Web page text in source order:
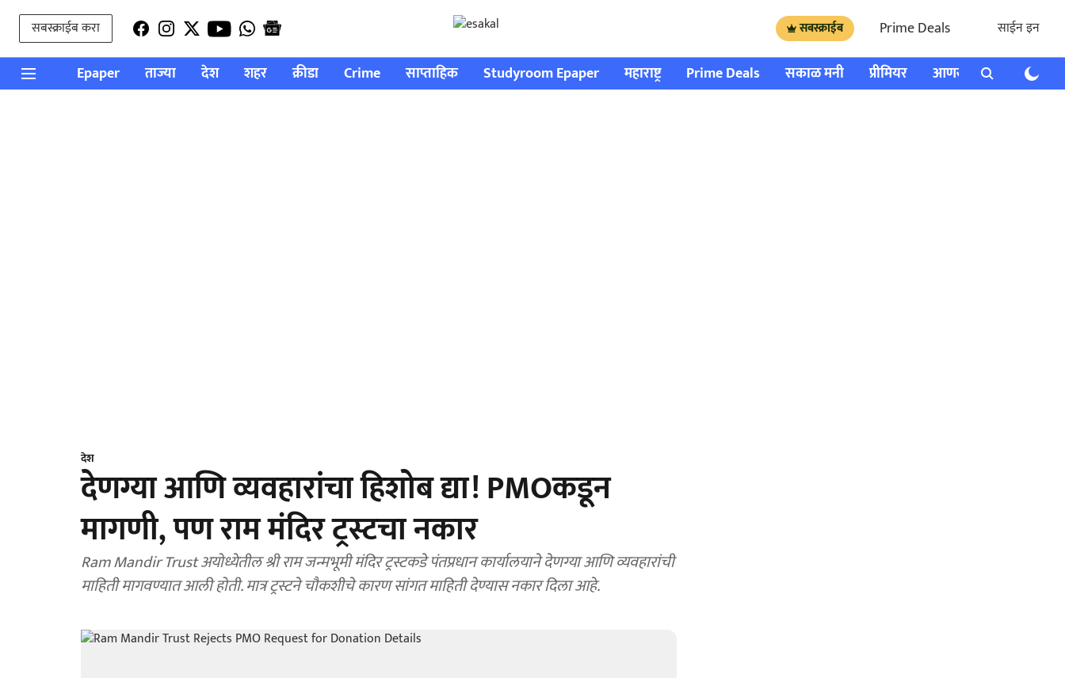
सबस्क्राईब करा सबस्क्राईब Prime Deals साईन इन
Epaper ताज्या देश शहर क्रीडा Crime साप्ताहिक Studyroom Epaper महाराष्ट्र Prime Deals सकाळ मनी प्रीमियर आणखी राशी भविष्य
देश
देणग्या आणि व्यवहारांचा हिशोब द्या! PMOकडून
मागणी, पण राम मंदिर ट्रस्टचा नकार
Ram Mandir Trust अयोध्येतील श्री राम जन्मभूमी मंदिर ट्रस्टकडे पंतप्रधान कार्यालयाने देणग्या आणि व्यवहारांची
माहिती मागवण्यात आली होती. मात्र ट्रस्टने चौकशीचे कारण सांगत माहिती देण्यास नकार दिला आहे.